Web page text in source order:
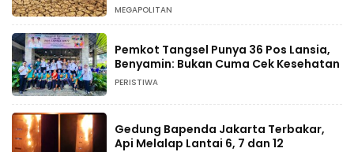
MEGAPOLITAN
Pemkot Tangsel Punya 36 Pos Lansia,
Benyamin: Bukan Cuma Cek Kesehatan
PERISTIWA
Gedung Bapenda Jakarta Terbakar,
Api Melalap Lantai 6, 7 dan 12